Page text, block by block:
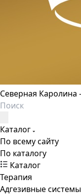
Северная Каролина
Каталог
По всему сайту
По каталогу
Каталог
Терапия
Адгезивные